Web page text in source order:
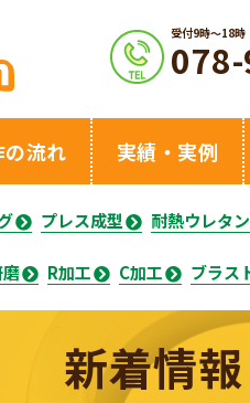
受付9時〜18時
の流れ 実績・実例
プレス成型 耐熱ウレタ
R加工 C加工 ブラス
新着情